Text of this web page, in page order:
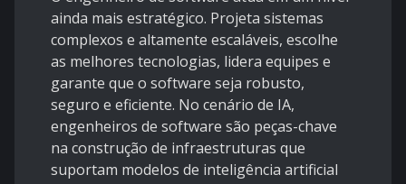
ainda mais estratégico. Projeta sistemas
complexos e altamente escaláveis, escolhe
as melhores tecnologias, lidera equipes e
garante que o software seja robusto,
seguro e eficiente. No cenário de IA,
engenheiros de software são peças-chave
na construção de infraestruturas que
suportam modelos de inteligência artificial